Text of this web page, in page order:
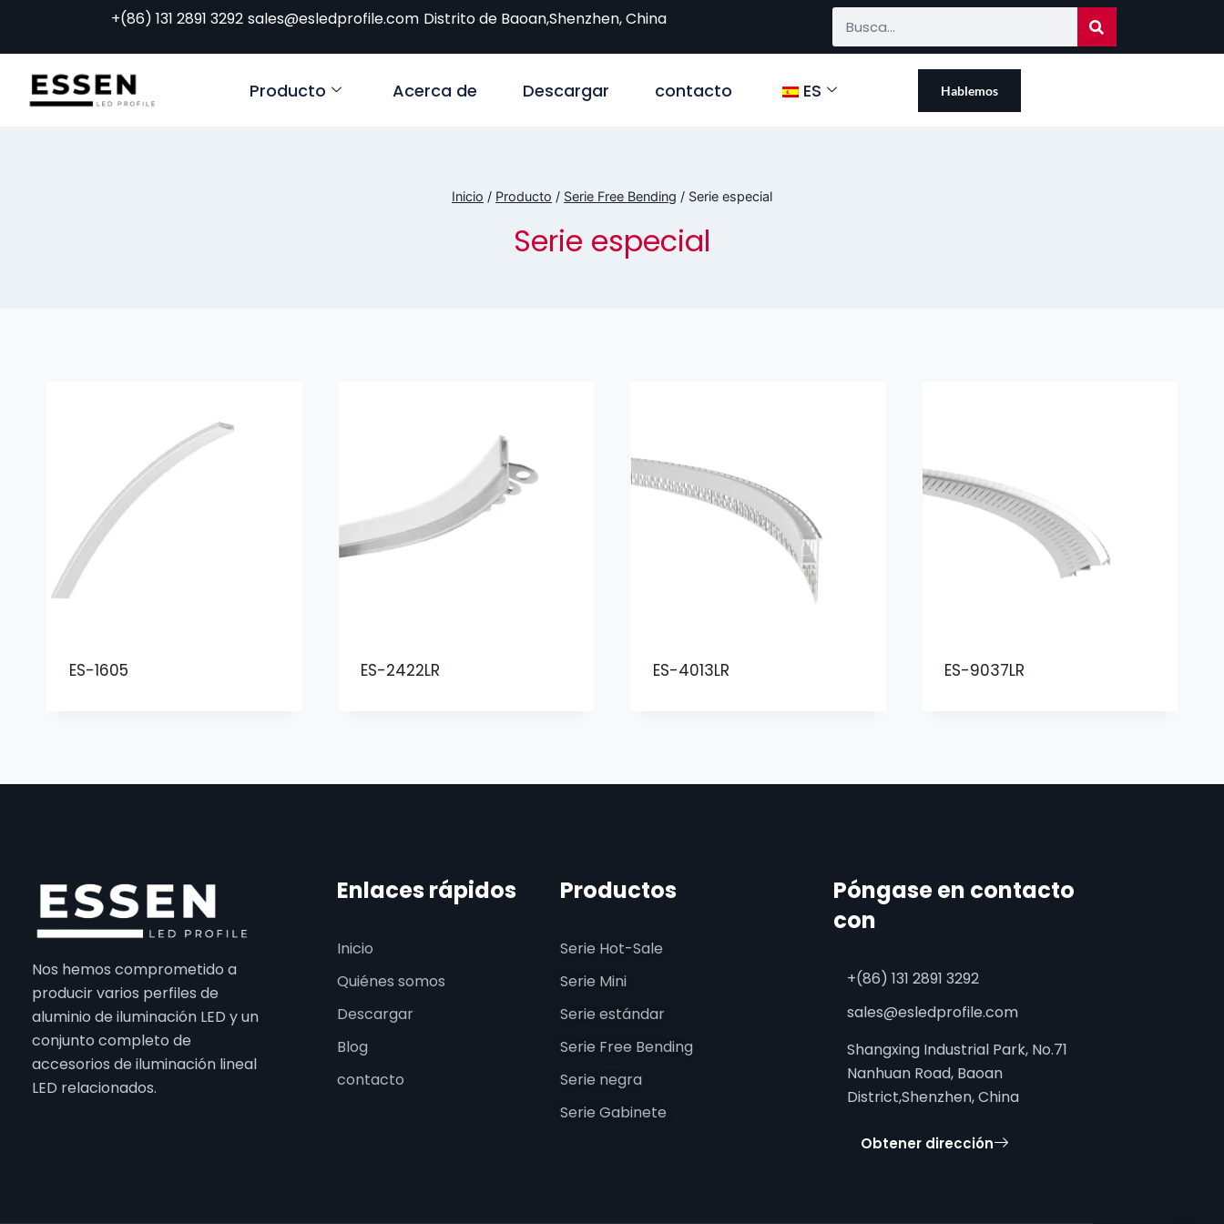
+(86) 131 2891 3292 sales@esledprofile.com Distrito de Baoan,Shenzhen, China
Producto Acerca de Descargar contacto ES Hablemos
Inicio / Producto / Serie Free Bending / Serie especial
Serie especial
ES-1605 ES-2422LR ES-4013LR ES-9037LR
Nos hemos comprometido a
producir varios perfiles de
aluminio de iluminación LED y un
conjunto completo de
accesorios de iluminación lineal
LED relacionados.
Enlaces rápidos
Inicio
Quiénes somos
Descargar
Blog
contacto
Productos
Serie Hot-Sale
Serie Mini
Serie estándar
Serie Free Bending
Serie negra
Serie Gabinete
Póngase en contacto
con
+(86) 131 2891 3292
sales@esledprofile.com
Shangxing Industrial Park, No.71
Nanhuan Road, Baoan
District,Shenzhen, China
Obtener dirección